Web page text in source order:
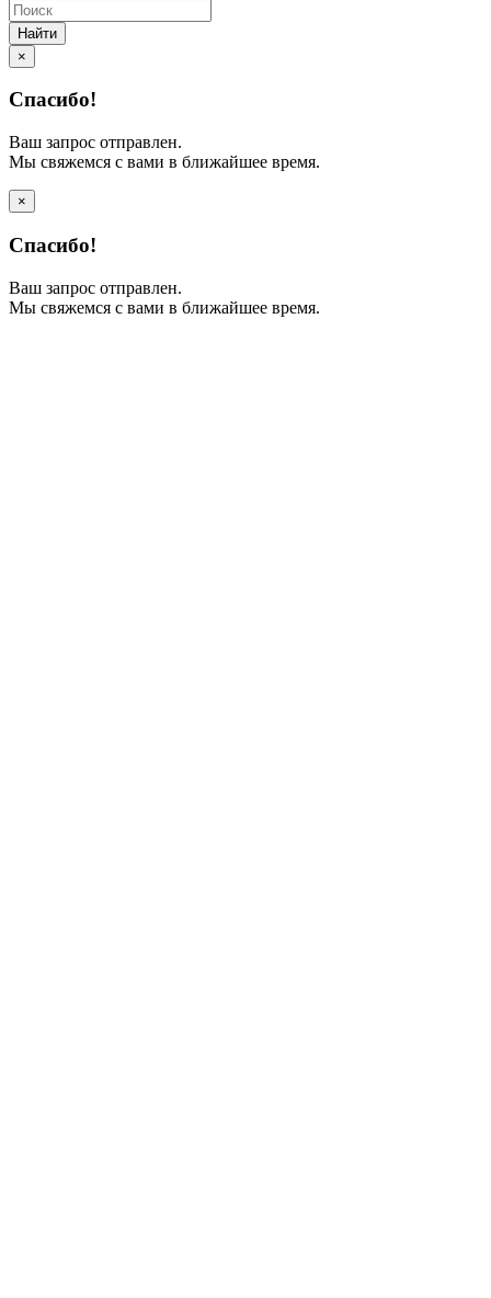
Найти
×
Спасибо!
Ваш запрос отправлен.
Мы свяжемся с вами в ближайшее время.
×
Спасибо!
Ваш запрос отправлен.
Мы свяжемся с вами в ближайшее время.